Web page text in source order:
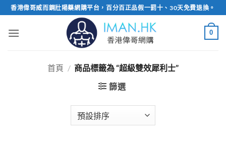
Skip
to
content
香港偉哥威而鋼壯陽藥網購平台，百分百正品假一罰十、30天免費退換。
0
首頁 / 商品標籤為 “超級雙效犀利士”
篩選